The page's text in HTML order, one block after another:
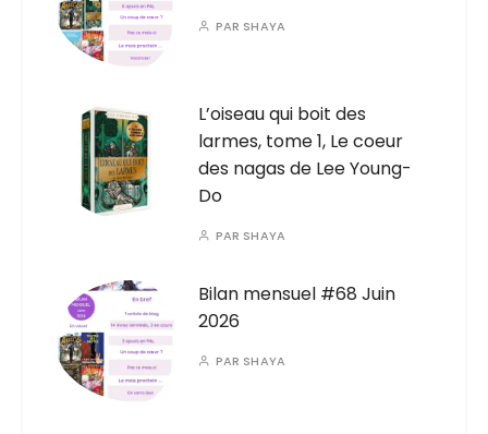
PAR SHAYA
L’oiseau qui boit des
larmes, tome 1, Le coeur
des nagas de Lee Young-
Do
PAR SHAYA
Bilan mensuel #68 Juin
2026
PAR SHAYA